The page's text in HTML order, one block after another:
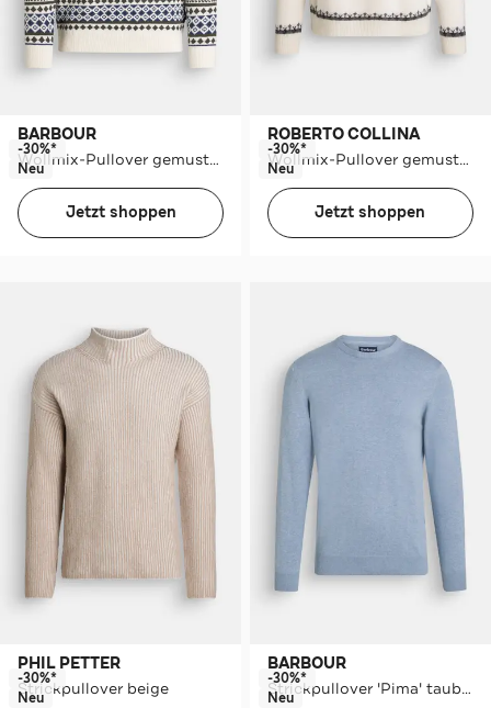
BARBOUR
Wollmix-Pullover gemustert
-30%*
Neu
Jetzt shoppen
ROBERTO COLLINA
Wollmix-Pullover gemustert
-30%*
Neu
Jetzt shoppen
PHIL PETTER
Strickpullover beige
-30%*
Neu
BARBOUR
Strickpullover 'Pima' taubenblau
-30%*
Neu